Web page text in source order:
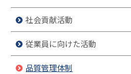
社会貢献活動
従業員に向けた活動
品質管理体制